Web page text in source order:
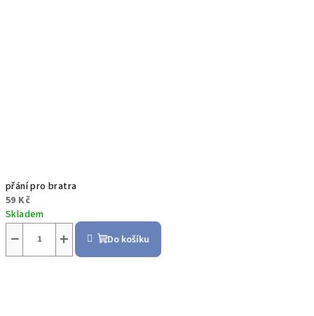
přání pro bratra
59 Kč
Skladem
+
− Do košíku